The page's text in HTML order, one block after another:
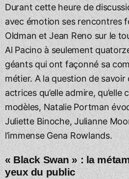
Durant cette heure de
avec émotion ses rencontres
Oldman et Jean Reno sur le
Al Pacino à seulement
géants qui ont façonné sa
métier. A la question de savoir
actrices qu’elle admire,
modèles, Natalie Portman
Juliette Binoche, Julianne
l’immense Gena Rowlands.
« Black Swan » : la
yeux du public